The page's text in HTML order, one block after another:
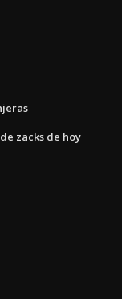
zacks de hoy